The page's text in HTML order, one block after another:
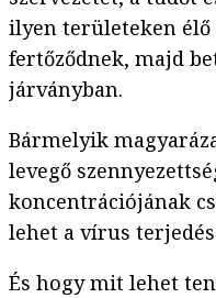
ilyen területeken
fertőződnek, majd
járványban.
Bármelyik
levegő
koncentrációjának
lehet a vírus
És hogy mit lehet